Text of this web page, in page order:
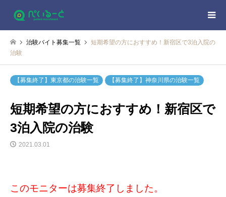
治験バイト募集一覧
短期希望の方におすすめ！新宿区で3泊入院の
治験
【募集終了】東京都の治験一覧 【募集終了】神奈川県の治験一覧
短期希望の方におすすめ！新宿区で
3泊入院の治験
2021.03.01
このモニターは募集終了しました。